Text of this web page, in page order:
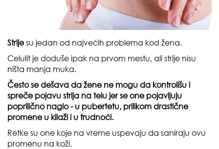
Strijesu jedan od najvećih problema kod žena.
Celulit je doduše ipak na prvom mestu, ali strije nisu
ništa manja muka.
Često se dešava da žene ne mogu da kontrolišu i
spreče pojavu strija na telu jer se one pojavljuju
poprilično naglo - u pubertetu, prilikom drastične
promene u kilaži i u trudnoći.
Retke su one koje na vreme uspevaju da saniraju ovu
promenu na koži.